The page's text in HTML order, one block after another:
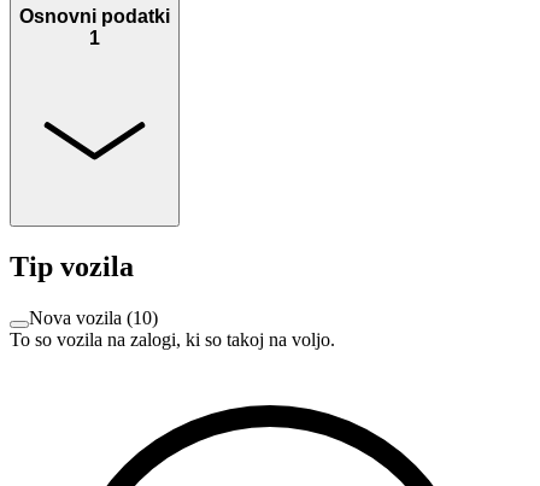
Osnovni podatki
1
Tip vozila
Nova vozila (10)
To so vozila na zalogi, ki so takoj na voljo.